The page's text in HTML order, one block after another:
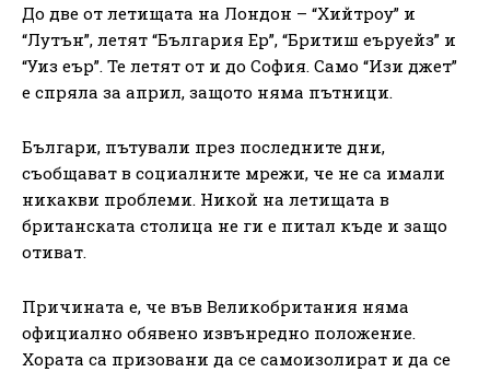
До две от летищата на Лондон – “Хийтроу” и
“Лутън”, летят “България Ер”, “Бритиш еъруейз” и
“Уиз еър”. Те летят от и до София. Само “Изи джет”
e спряла за април, защото няма пътници.
Българи, пътували през последните дни,
съобщават в социалните мрежи, че не са имали
никакви проблеми. Никой на летищата в
британската столица не ги е питал къде и защо
отиват.
Причината е, че във Великобритания няма
официално обявено извънредно положение.
Хората са призовани да се самоизолират и да се